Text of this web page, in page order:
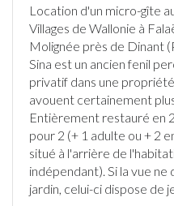
Location d'un micro-gîte
Villages de Wallonie à
Molignée près de Dinant
Sina est un ancien fenil
privatif dans une
avouent certainement
Entièrement restauré en
pour 2 (+ 1 adulte ou + 2
situé à l'arrière de
indépendant). Si la vue
jardin, celui-ci dispose de